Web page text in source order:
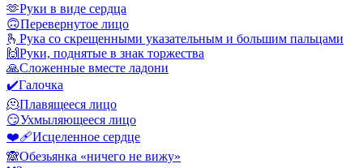
🫶Руки в виде сердца
🙃Перевернутое лицо
🫰 Рука со скрещенными указательным и большим пальцами
🙌Руки, поднятые в знак торжества
🙏Сложенные вместе ладони
✔️Галочка
🫠Плавящееся лицо
😏Ухмыляющееся лицо
❤️‍🩹Исцеленное сердце
🙈Обезьянка «ничего не вижу»